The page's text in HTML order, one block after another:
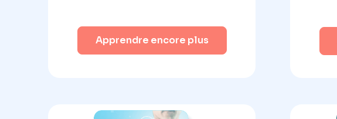
Apprendre encore plus